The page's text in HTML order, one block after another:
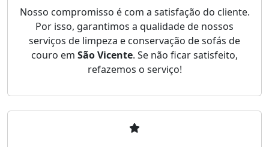
Nosso compromisso é com a satisfação do cliente.
Por isso, garantimos a qualidade de nossos
serviços de limpeza e conservação de sofás de
couro em São Vicente. Se não ficar satisfeito,
refazemos o serviço!